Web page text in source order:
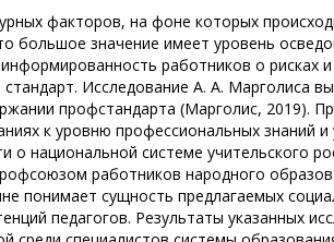
факторов, на фоне которых
большое значение имеет уровень
работников о
Исследование А. А. Марголиса
профстандарта (Марголис, 2019).
к уровню профессиональных знаний
о национальной системе учительского
работников народного
понимает сущность предлагаемых
педагогов. Результаты указанных